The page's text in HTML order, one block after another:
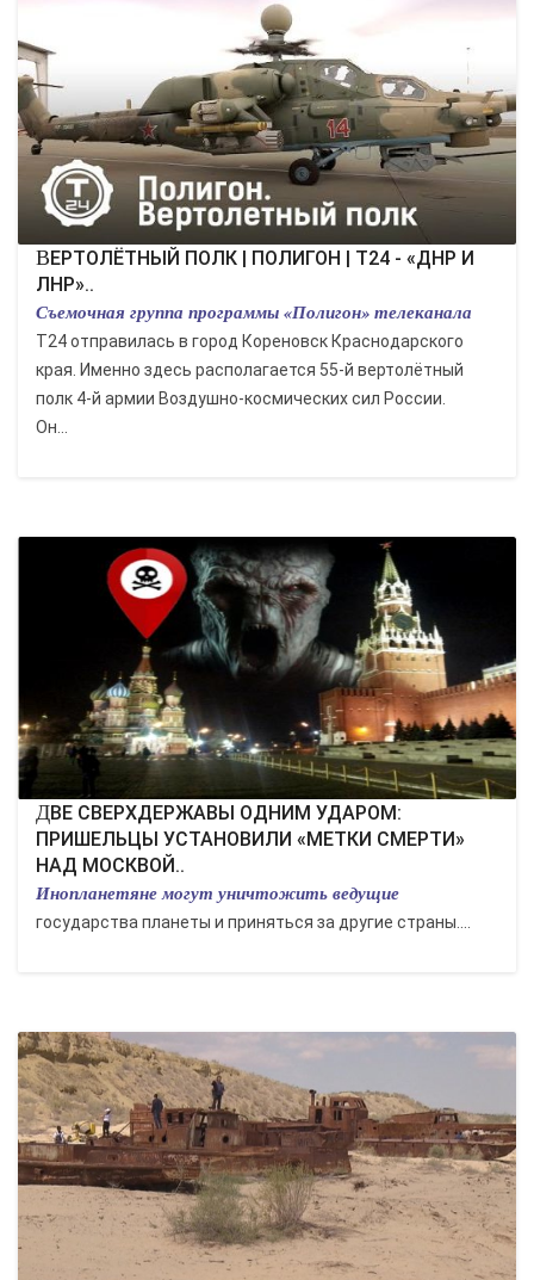
ВЕРТОЛЁТНЫЙ ПОЛК | ПОЛИГОН | Т24 - «ДНР И
ЛНР»..
Съемочная группа программы «Полигон» телеканала
Т24 отправилась в город Кореновск Краснодарского
края. Именно здесь располагается 55-й вертолётный
полк 4-й армии Воздушно-космических сил России.
Он...
ДВЕ СВЕРХДЕРЖАВЫ ОДНИМ УДАРОМ:
ПРИШЕЛЬЦЫ УСТАНОВИЛИ «МЕТКИ СМЕРТИ»
НАД МОСКВОЙ..
Инопланетяне могут уничтожить ведущие
государства планеты и приняться за другие страны....